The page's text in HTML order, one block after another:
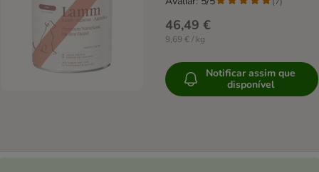
46,49 €
9,69 € / kg
Notificar assim que
disponível